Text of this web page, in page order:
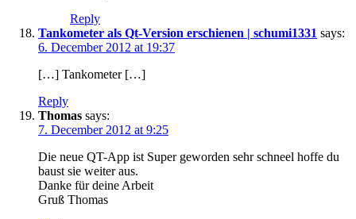
Reply
Tankometer als Qt-Version erschienen | schumi1331 says:
6. December 2012 at 19:37
[…] Tankometer […]
Reply
Thomas says:
7. December 2012 at 9:25
Die neue QT-App ist Super geworden sehr schneel hoffe du
baust sie weiter aus.
Danke für deine Arbeit
Gruß Thomas